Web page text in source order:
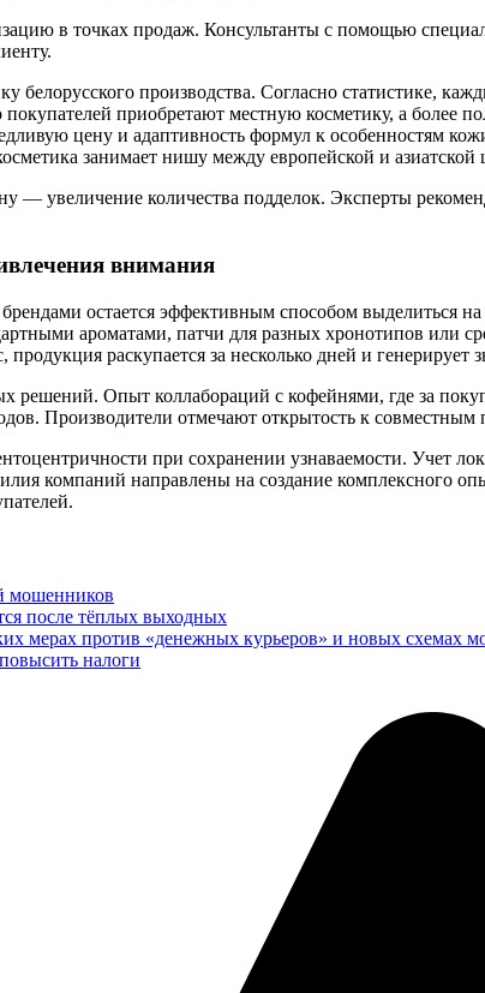
в точках продаж. Консультанты с помощью
белорусского производства. Согласно статистике,
приобретают местную косметику, а
цену и адаптивность формул к особенностям
занимает нишу между европейской и
— увеличение количества подделок. Эксперты
внимания
остается эффективным способом выделиться
ароматами, патчи для разных хронотипов или
раскупается за несколько дней и генерирует
решений. Опыт коллабораций с кофейнями, где за
Производители отмечают открытость к
при сохранении узнаваемости. Учет
компаний направлены на создание комплексного
мошенников
после тёплых выходных
мерах против «денежных курьеров» и новых схемах
налоги